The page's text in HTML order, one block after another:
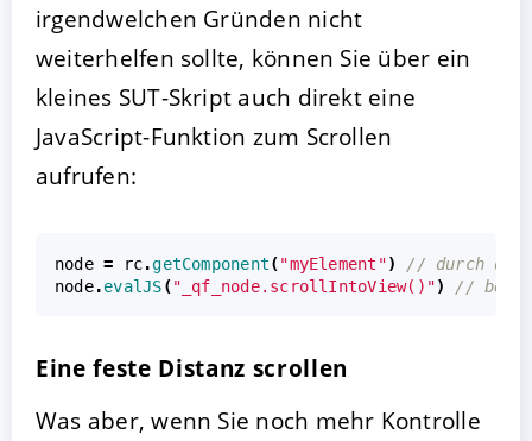
irgendwelchen Gründen nicht
weiterhelfen sollte, können Sie über ein
kleines SUT-Skript auch direkt eine
JavaScript-Funktion zum Scrollen
aufrufen:
node = rc.getComponent("myElement")
// durch die
node.evalJS("_qf_node.scrollIntoView()") //
Eine feste Distanz scrollen
Was aber, wenn Sie noch mehr Kontrolle